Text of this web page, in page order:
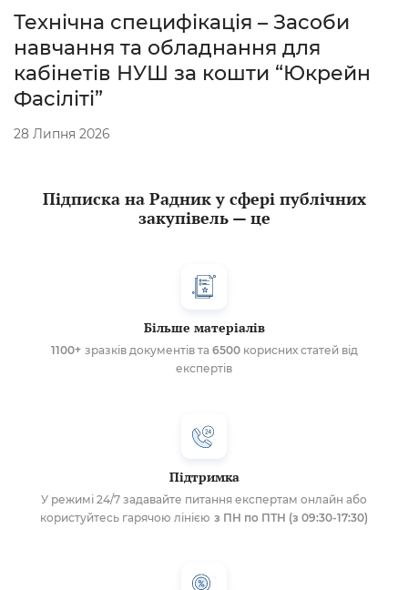
Технічна специфікація – Засоби
навчання та обладнання для
кабінетів НУШ за кошти “Юкрейн
Фасіліті”
28 Липня 2026
Підписка на Радник у сфері публічних
закупівель — це
Більше матеріалів
1100+ зразків документів та 6500корисних статей від
експертів
Підтримка
У режимі 24/7 задавайте питання експертам онлайн або
користуйтесь гарячою лінією з ПН по ПТН (з 09:30-17:30)